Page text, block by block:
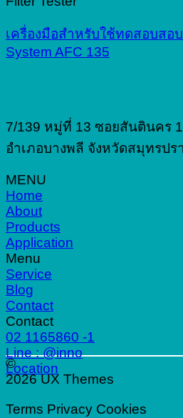
เครื่องมือสำหรับใช้ทดสอบสอ
System AFC 135
7/139 หมู่ที่ 13 ซอยสันตินคร
อำเภอบางพลี จังหวัดสมุทรปร
MENU
Home
About
Products
Application
Menu
Service
Blog
Contact
Contact
02 1165860 -1
Line : @inno
Location
©
2026 UX Themes
Terms Privacy Cookies